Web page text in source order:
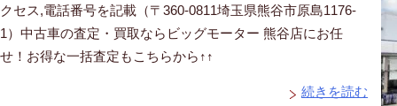
クセス,電話番号を記載（〒360-0811埼玉県熊谷市原島1176-
1）中古車の査定・買取ならビッグモーター 熊谷店にお任
せ！お得な一括査定もこちらから↑↑
続きを読む